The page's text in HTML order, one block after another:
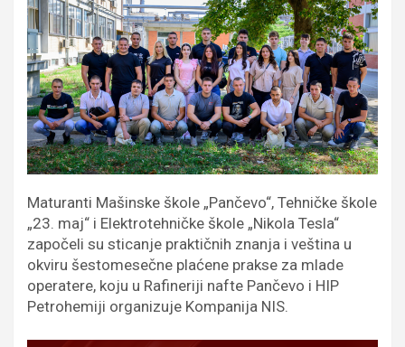
Maturanti Mašinske škole „Pančevo“, Tehničke škole
„23. maj“ i Elektrotehničke škole „Nikola Tesla“
započeli su sticanje praktičnih znanja i veština u
okviru šestomesečne plaćene prakse za mlade
operatere, koju u Rafineriji nafte Pančevo i HIP
Petrohemiji organizuje Kompanija NIS.